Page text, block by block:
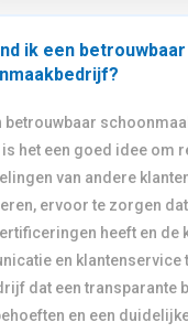
ik een betrouwbaar
betrouwbaar
het een goed idee om
van andere
ervoor te zorgen
heeft en de
en klantenservice
dat een transparante
en een